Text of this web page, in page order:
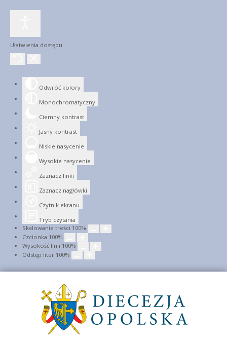
Ułatwienia dostępu
Odwróć kolory
Monochromatyczny
Ciemny kontrast
Jasny kontrast
Niskie nasycenie
Wysokie nasycenie
Zaznacz linki
Zaznacz nagłówki
Czytnik ekranu
Tryb czytania
Skalowanie treści 100%
Czcionka 100%
Wysokość linii 100%
Odstęp liter 100%